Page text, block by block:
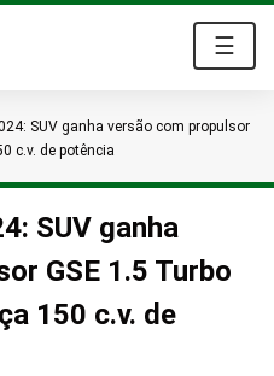
☰
SUV ganha versão com propulsor
c.v. de potência
SUV ganha
GSE 1.5 Turbo
150 c.v. de